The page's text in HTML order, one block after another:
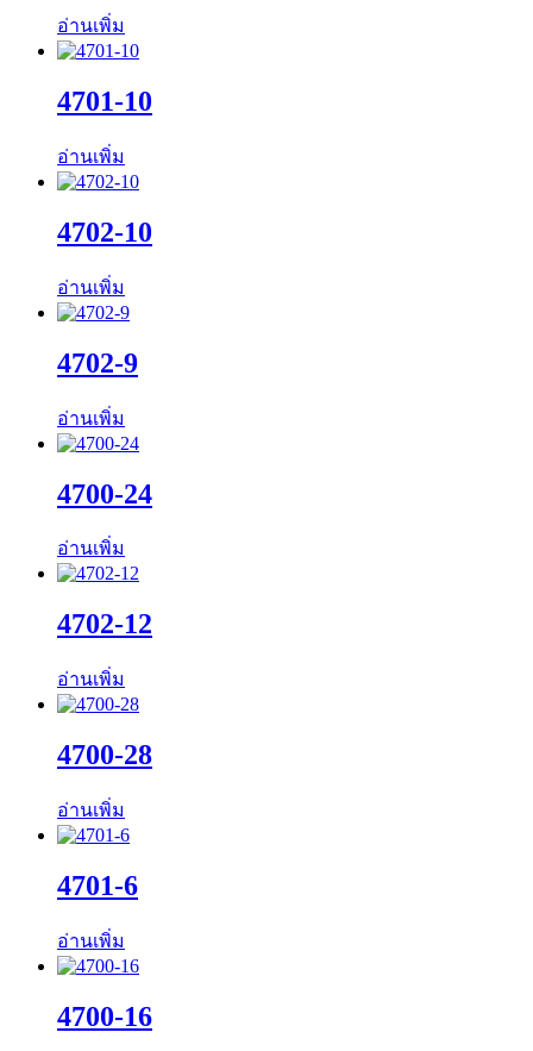
อ่านเพิ่ม
4701-10
อ่านเพิ่ม
4702-10
อ่านเพิ่ม
4702-9
อ่านเพิ่ม
4700-24
อ่านเพิ่ม
4702-12
อ่านเพิ่ม
4700-28
อ่านเพิ่ม
4701-6
อ่านเพิ่ม
4700-16